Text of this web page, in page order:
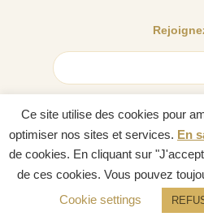
© Cartomancie Dusserre
Ce site utilise des cookies pour
optimiser nos sites et services. En
de cookies. En cliquant sur
de ces cookies. Vous pouvez
Cookie settings
English(Anglais)